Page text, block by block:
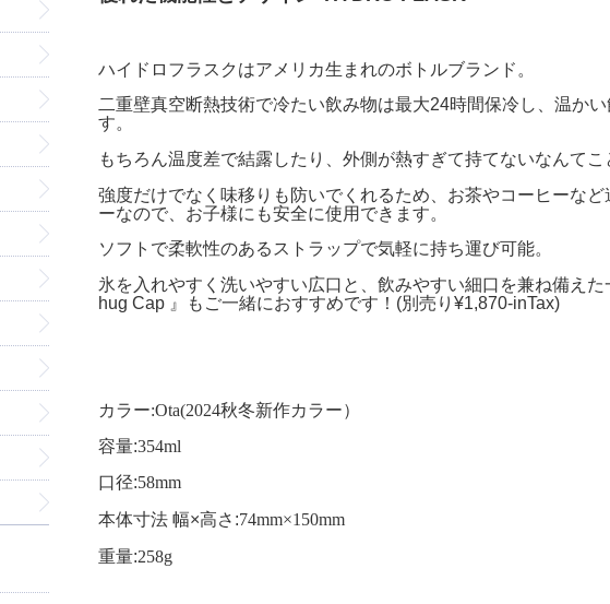
ハイドロフラスクはアメリカ生まれのボトルブランド 。
二重壁真空断熱技術で冷たい飲み物は最大24時間保冷し、温か
す。
もちろん温度差で結露したり、外側が熱すぎて持てないなんて
強度だけでなく味移りも防いでくれるため、お茶やコーヒーな
ーなので、お子様にも安全に使用できます。
ソフトで柔軟性のあるストラップで気軽に持ち運び可能。
氷を入れやすく洗いやすい広口と、飲みやすい細口を兼ね備え
hug Cap 』もご一緒におすすめです！ (別売り ¥1,870-inTax)
カラー:Ota(2024秋冬新作カラー）
容量:354ml
口径:58mm
本体寸法 幅×高さ :74mm×150mm
重量:258g